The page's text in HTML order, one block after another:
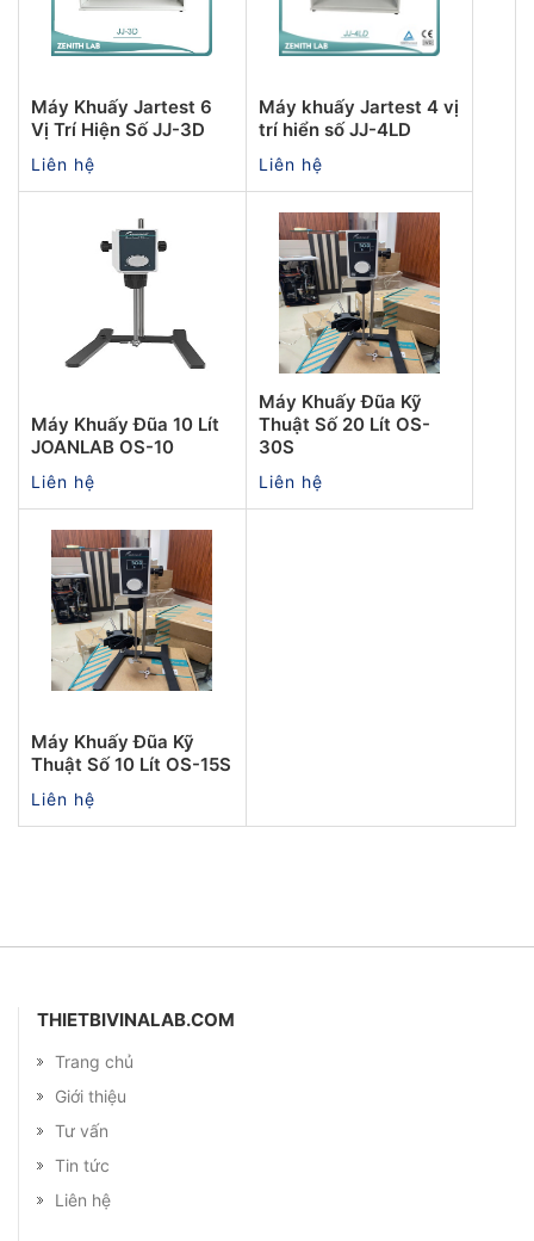
Máy Khuấy Jartest 6
Vị Trí Hiện Số JJ-3D
Liên hệ
Máy khuấy Jartest 4 vị
trí hiển số JJ-4LD
Liên hệ
Máy Khuấy Đũa 10 Lít
JOANLAB OS-10
Liên hệ
Máy Khuấy Đũa Kỹ
Thuật Số 20 Lít OS-
30S
Liên hệ
Máy Khuấy Đũa Kỹ
Thuật Số 10 Lít OS-15S
Liên hệ
THIETBIVINALAB.COM
Trang chủ
Giới thiệu
Tư vấn
Tin tức
Liên hệ